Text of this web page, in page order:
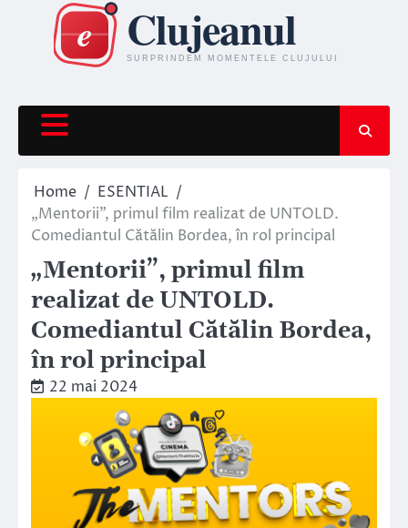
content
Home
ESENTIAL
„Mentorii”, primul film realizat de UNTOLD.
Comediantul Cătălin Bordea, în rol principal
„Mentorii”, primul film
realizat de UNTOLD.
Comediantul Cătălin Bordea,
în rol principal
22 mai 2024